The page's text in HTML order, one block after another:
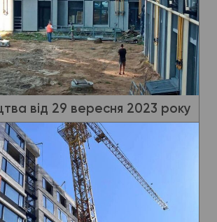
від 29 вересня 2023 року